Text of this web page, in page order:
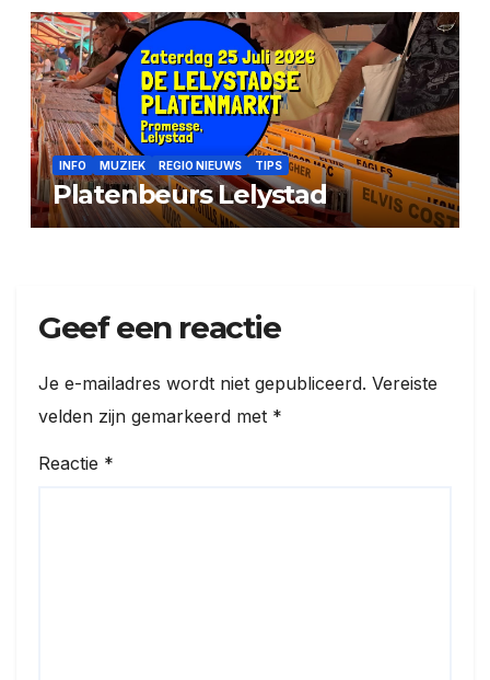
INFO MUZIEK REGIO NIEUWS TIPS
Platenbeurs Lelystad
Geef een reactie
Je e-mailadres wordt niet gepubliceerd. Vereiste
velden zijn gemarkeerd met *
Reactie *